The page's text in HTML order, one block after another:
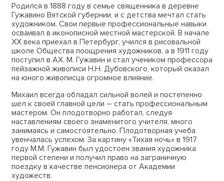
Родился в 1888 году в семье священника в деревне
Гужавино Вятской губернии, и с детства мечтал стать
художником. Свои первые профессиональные навыки
осваивал в иконописной местной мастерской. В начале
ХХ века приехал в Петербург, учился в рисовальной
школе Общества поощрения художников, а в 1911 году
поступил в АХ. М. Гужавин и стал учеником профессора
пейзажной живописи Н.Н. Дубовского, который оказал
на юного живописца огромное влияние.
Михаил всегда обладал сильной волей и постепенно
шел к своей главной цели – стать профессиональным
мастером. Он плодотворно работал, следуя
наставлениям своего знаменитого учителя, много
занимаясь и самостоятельно. Плодотворная учеба
увенчалась успехом. За картину «Тихая ночь» в 1917
году М.М. Гужавин был удостоен звания художника
первой степени и получил право на заграничную
поездку в качестве пенсионера от Академии
художеств.